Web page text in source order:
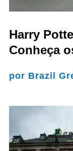
Harry
Conheça
por Brazil